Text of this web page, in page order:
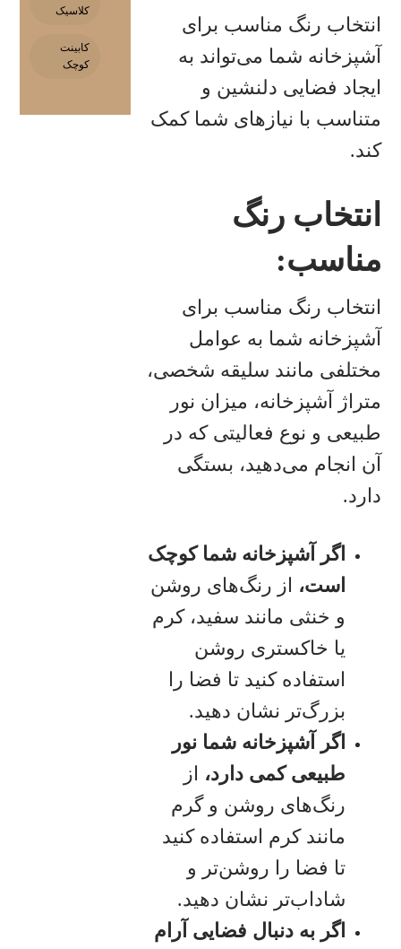
انتخاب رنگ مناسب برای
آشپزخانه شما می‌تواند به
ایجاد فضایی دلنشین و
متناسب با نیازهای شما کمک
کند.
انتخاب رنگ
مناسب:
انتخاب رنگ مناسب برای
آشپزخانه شما به عوامل
مختلفی مانند سلیقه شخصی،
متراژ آشپزخانه، میزان نور
طبیعی و نوع فعالیتی که در
آن انجام می‌دهید، بستگی
دارد.
اگر آشپزخانه شما کوچک
است، از رنگ‌های روشن
و خنثی مانند سفید، کرم
یا خاکستری روشن
استفاده کنید تا فضا را
بزرگ‌تر نشان دهید.
اگر آشپزخانه شما نور
طبیعی کمی دارد، از
رنگ‌های روشن و گرم
مانند کرم استفاده کنید
تا فضا را روشن‌تر و
شاداب‌تر نشان دهید.
اگر به دنبال فضایی آرام
کلاسیک
کابینت
کوچک